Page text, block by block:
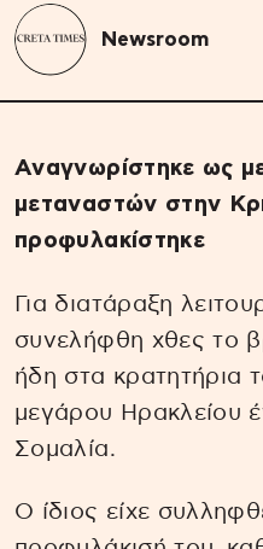
Newsroom
Αναγνωρίστηκε ως
μεταναστών στην
προφυλακίστηκε
Για διατάραξη
συνελήφθη χθες το
ήδη στα κρατητήρια
μεγάρου Ηρακλείου
Σομαλία.
Ο ίδιος είχε